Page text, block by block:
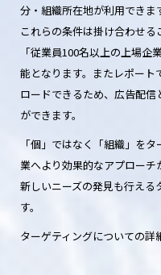
分・組織所在地が利用できま
これらの条件は掛け合わせる
「従業員100名以上の上場
能となります。またレポー
ロードできるため、広告配
ができます。
「個」ではなく「組織」を
業へより効果的なアプロー
新しいニーズの発見も行える
す。
ターゲティングについての詳